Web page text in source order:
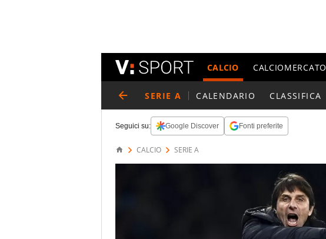
CALCIO CALCIOMERCATO
SERIE A CALENDARIO CLASSIFICA
Seguici su: Google Discover Fonti preferite
CALCIO SERIE A